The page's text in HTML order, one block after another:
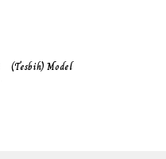
(Tesbih) Model